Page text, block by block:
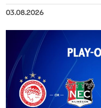
03.08.2026